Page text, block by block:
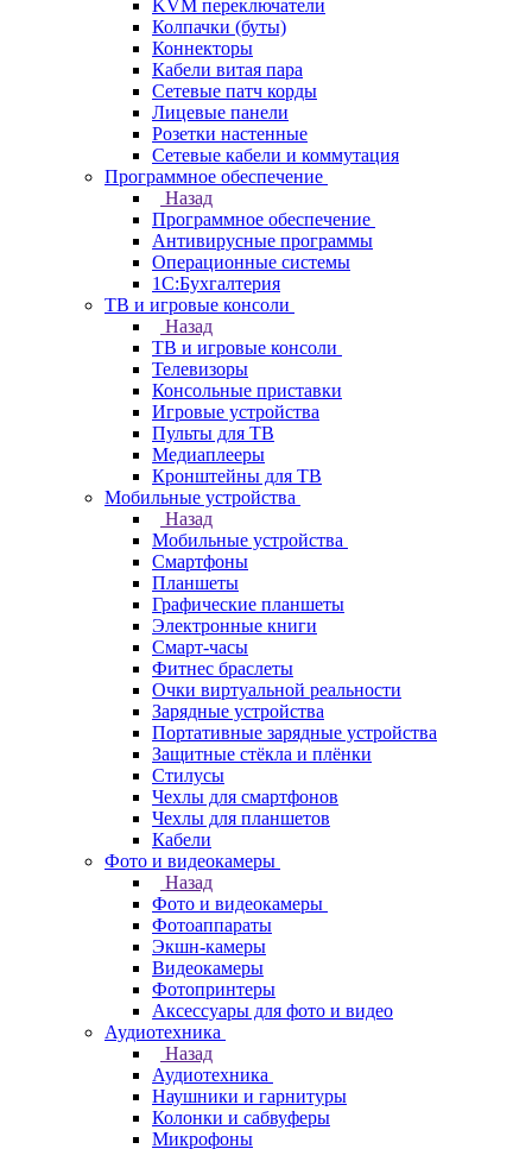
KVM переключатели
Колпачки (буты)
Коннекторы
Кабели витая пара
Сетевые патч корды
Лицевые панели
Розетки настенные
Сетевые кабели и коммутация
Программное обеспечение
Назад
Программное обеспечение
Антивирусные программы
Операционные системы
1С:Бухгалтерия
ТВ и игровые консоли
Назад
ТВ и игровые консоли
Телевизоры
Консольные приставки
Игровые устройства
Пульты для ТВ
Медиаплееры
Кронштейны для ТВ
Мобильные устройства
Назад
Мобильные устройства
Смартфоны
Планшеты
Графические планшеты
Электронные книги
Смарт-часы
Фитнес браслеты
Очки виртуальной реальности
Зарядные устройства
Портативные зарядные устройства
Защитные стёкла и плёнки
Стилусы
Чехлы для смартфонов
Чехлы для планшетов
Кабели
Фото и видеокамеры
Назад
Фото и видеокамеры
Фотоаппараты
Экшн-камеры
Видеокамеры
Фотопринтеры
Аксессуары для фото и видео
Аудиотехника
Назад
Аудиотехника
Наушники и гарнитуры
Колонки и сабвуферы
Микрофоны